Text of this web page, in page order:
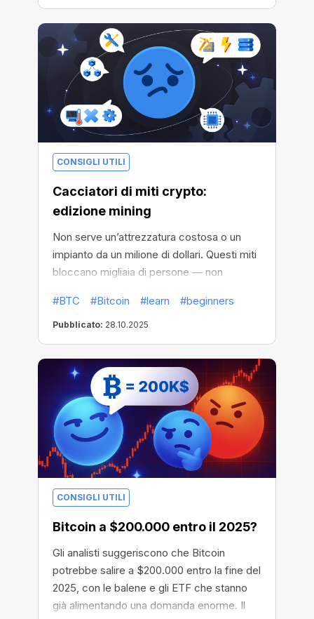
CONSIGLI UTILI
Cacciatori di miti crypto:
edizione mining
Non serve un’attrezzatura costosa o un
impianto da un milione di dollari. Questi miti
bloccano migliaia di persone — non
#BTC
#Bitcoin #learn #beginners
Pubblicato: 28.10.2025
CONSIGLI UTILI
Bitcoin a $200.000 entro il 2025?
Gli analisti suggeriscono che Bitcoin
potrebbe salire a $200.000 entro la fine del
2025, con le balene e gli ETF che stanno
già alimentando una domanda enorme. Il